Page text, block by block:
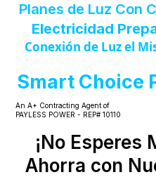
Smart Choice
¡No Esperes
Ahorra con
An A+ Contracting Agent of
PAYLESS POWER - REP# 10110
Planes de Luz Con
Electricidad
Conexión de Luz el